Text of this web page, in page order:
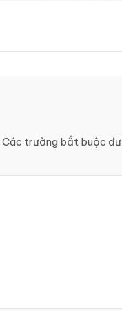
Các trường bắt buộc